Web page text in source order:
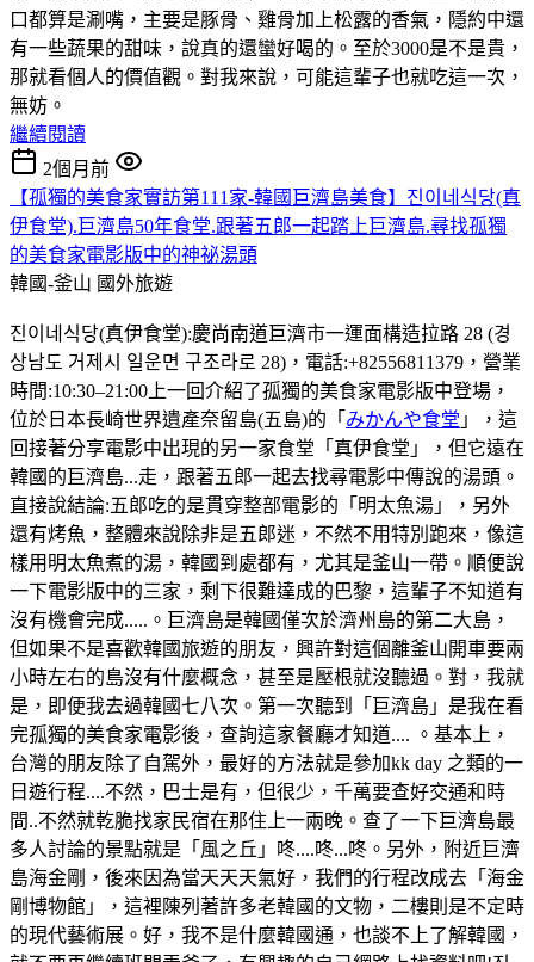
口都算是涮嘴，主要是豚骨、雞骨加上松露的香氣，隱約中還
有一些蔬果的甜味，說真的還蠻好喝的。至於3000是不是貴，
那就看個人的價值觀。對我來說，可能這輩子也就吃這一次，
無妨。
繼續閱讀
2個月前
【孤獨的美食家實訪第111家-韓國巨濟島美食】진이네식당(真
伊食堂).巨濟島50年食堂.跟著五郎一起踏上巨濟島.尋找孤獨
的美食家電影版中的神祕湯頭
韓國-釜山 國外旅遊
진이네식당(真伊食堂):慶尚南道巨濟市一運面構造拉路 28 (경
상남도 거제시 일운면 구조라로 28)，電話:+82556811379，營業
時間:10:30–21:00上一回介紹了孤獨的美食家電影版中登場，
位於日本長崎世界遺產奈留島(五島)的「 みかんや食堂 」，這
回接著分享電影中出現的另一家食堂「真伊食堂」，但它遠在
韓國的巨濟島...走，跟著五郎一起去找尋電影中傳說的湯頭。
直接說結論:五郎吃的是貫穿整部電影的「明太魚湯」，另外
還有烤魚，整體來說除非是五郎迷，不然不用特別跑來，像這
樣用明太魚煮的湯，韓國到處都有，尤其是釜山一帶。順便說
一下電影版中的三家，剩下很難達成的巴黎，這輩子不知道有
沒有機會完成.....。巨濟島是韓國僅次於濟州島的第二大島，
但如果不是喜歡韓國旅遊的朋友，興許對這個離釜山開車要兩
小時左右的島沒有什麼概念，甚至是壓根就沒聽過。對，我就
是，即便我去過韓國七八次。第一次聽到「巨濟島」是我在看
完孤獨的美食家電影後，查詢這家餐廳才知道.... 。基本上，
台灣的朋友除了自駕外，最好的方法就是參加kk day 之類的一
日遊行程....不然，巴士是有，但很少，千萬要查好交通和時
間..不然就乾脆找家民宿在那住上一兩晚。查了一下巨濟島最
多人討論的景點就是「風之丘」咚....咚...咚。另外，附近巨濟
島海金剛，後來因為當天天天氣好，我們的行程改成去「海金
剛博物館」，這裡陳列著許多老韓國的文物，二樓則是不定時
的現代藝術展。好，我不是什麼韓國通，也談不上了解韓國，